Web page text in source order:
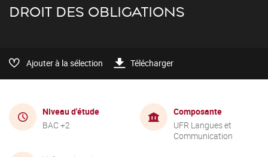
DROIT DES OBLIGATIONS
Ajouter à la sélection Télécharger
Niveau d'étude
BAC +2
Composante
UFR Langues et
Communication